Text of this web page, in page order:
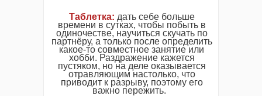
Таблетка: дать себе больше
времени в сутках, чтобы побыть в
одиночестве, научиться скучать по
партнёру, а только после определить
какое-то совместное занятие или
хобби. Раздражение кажется
пустяком, но на деле оказывается
отравляющим настолько, что
приводит к разрыву, поэтому его
важно пережить.